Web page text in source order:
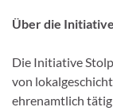
Überdie Initiative
Die Initiative
von
ehrenamtlich